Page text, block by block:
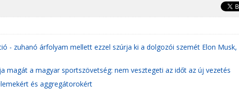
- zuhanó árfolyam mellett ezzel szúrja ki a dolgozói szemét Elon Musk,
magát a magyar sportszövetség: nem vesztegeti az időt az új vezetés
és aggregátorokért